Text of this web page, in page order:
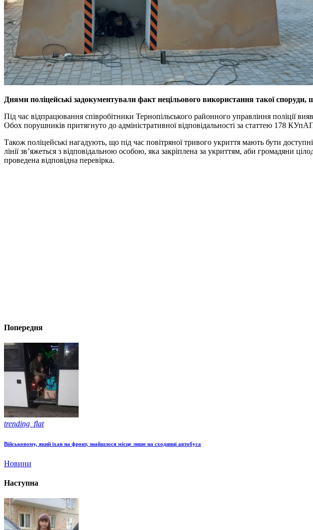
Днями поліцейські задокументували факт нецільового використання такої споруди,
Під час відпрацювання співробітники Тернопільського районного управління поліції
Обох порушників притягнуто до адміністративної відповідальності за статтею 178
Також поліцейські нагадують, що під час повітряної тривого укриття мають бути
лінії зв’яжеться з відповідальною особою, яка закріплена за укриттям, аби громадяни
проведена відповідна перевірка.
Попередня
trending_flat
Військовому, який їхав на фронт, знайшлося місце лише на сходинці автобуса
Новини
Наступна